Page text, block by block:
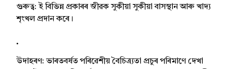
গুৰুত্ব: ই বিভিন্ন প্ৰকাৰৰ জীৱক সুকীয়া সুকীয়া বাসস্থান আৰু খাদ্য
শৃংখল প্ৰদান কৰে।
উদাহৰণ: ভাৰতবৰ্ষত পৰিৱেশীয় বৈচিত্ৰ্যতা প্ৰচুৰ পৰিমাণে দেখা